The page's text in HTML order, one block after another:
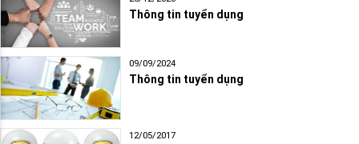
Thông tin tuyển dụng
09/09/2024
Thông tin tuyển dụng
12/05/2017